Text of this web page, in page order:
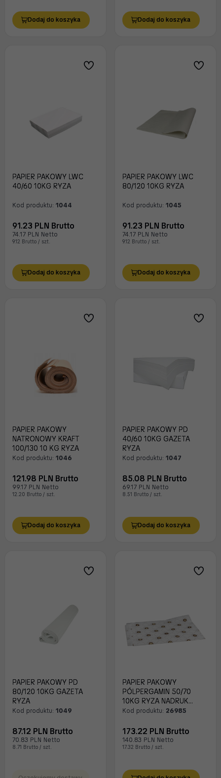
Dodaj do koszyka Dodaj do koszyka
PAPIER PAKOWY LWC
40/60 10KG RYZA
Kod produktu: 1044
91.23 PLN Brutto
74.17 PLN Netto
9.12 Brutto / szt.
Dodaj do koszyka
PAPIER PAKOWY LWC
80/120 10KG RYZA
Kod produktu: 1045
91.23 PLN Brutto
74.17 PLN Netto
9.12 Brutto / szt.
Dodaj do koszyka
PAPIER PAKOWY
NATRONOWY KRAFT
100/130 10 KG RYZA
Kod produktu: 1046
121.98 PLN Brutto
99.17 PLN Netto
12.20 Brutto / szt.
Dodaj do koszyka
PAPIER PAKOWY PD
40/60 10KG GAZETA
RYZA
Kod produktu: 1047
85.08 PLN Brutto
69.17 PLN Netto
8.51 Brutto / szt.
Dodaj do koszyka
PAPIER PAKOWY PD
80/120 10KG GAZETA
RYZA
Kod produktu: 1049
87.12 PLN Brutto
70.83 PLN Netto
8.71 Brutto / szt.
PAPIER PAKOWY
PÓLPERGAMIN 50/70
10KG RYZA NADRUK
ROZETA
Kod produktu: 26985
173.22 PLN Brutto
140.83 PLN Netto
17.32 Brutto / szt.